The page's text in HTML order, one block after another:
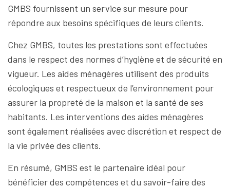
GMBS fournissent un service sur mesure pour
répondre aux besoins spécifiques de leurs clients.
Chez GMBS, toutes les prestations sont effectuées
dans le respect des normes d’hygiène et de sécurité en
vigueur. Les aides ménagères utilisent des produits
écologiques et respectueux de l’environnement pour
assurer la propreté de la maison et la santé de ses
habitants. Les interventions des aides ménagères
sont également réalisées avec discrétion et respect de
la vie privée des clients.
En résumé, GMBS est le partenaire idéal pour
bénéficier des compétences et du savoir-faire des